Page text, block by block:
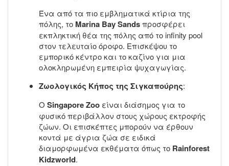
Ένα από τα πιο εμβληματικά κτίρια της
πόλης, το Marina Bay Sandsπροσφέρει
εκπληκτική θέα της πόλης από το infinity pool
στον τελευταίο όροφο. Επισκέψου το
εμπορικό κέντρο και το καζίνο για μια
ολοκληρωμένη εμπειρία ψυχαγωγίας.
Ζωολογικός Κήπος της Σιγκαπούρης:
Ο Singapore Zoo είναι διάσημος για το
φυσικό περιβάλλον στους χώρους εκτροφής
ζώων. Οι επισκέπτες μπορούν να έρθουν
κοντά με άγρια ζώα σε ειδικά
διαμορφωμένα εκθέματα όπως το Rainforest
Kidzworld.